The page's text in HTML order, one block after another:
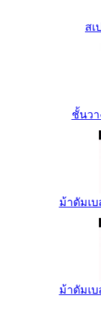
สเ
ชั้นวา
ม้าดัมเบ
ม้าดัมเบ